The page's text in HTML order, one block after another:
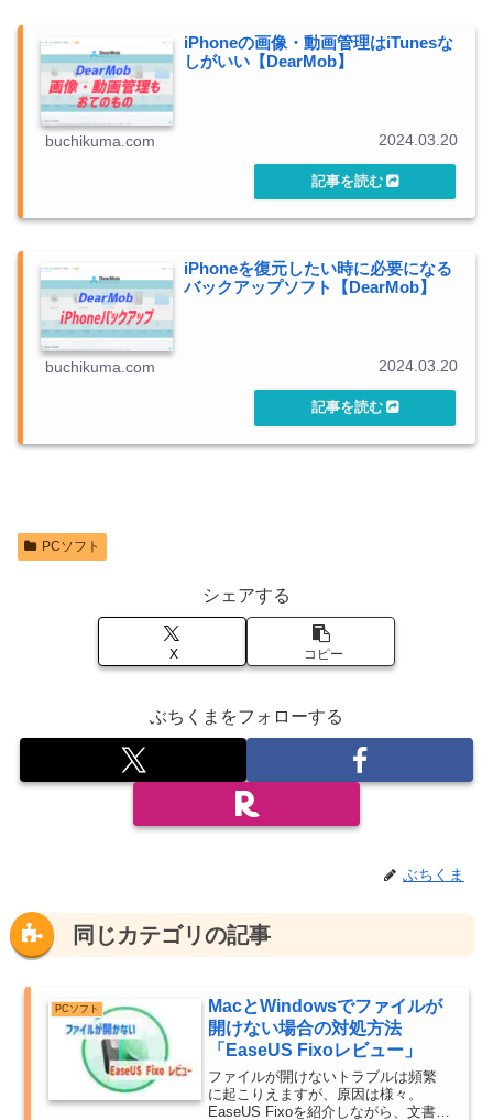
iPhoneの画像・動画管理はiTunesな
しがいい【DearMob】
buchikuma.com 2024.03.20
iPhoneを復元したい時に必要になる
バックアップソフト【DearMob】
buchikuma.com 2024.03.20
PCソフト
シェアする
X コピー
ぶちくまをフォローする
ぶちくま
同じカテゴリの記事
PCソフト
MacとWindowsでファイルが
開けない場合の対処方法
「EaseUS Fixoレビュー」
ファイルが開けないトラブルは頻繁
に起こりえますが、原因は様々。
EaseUS Fixoを紹介しながら、文書フ